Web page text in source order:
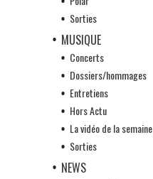
Sorties
MUSIQUE
Concerts
Dossiers/hommages
Entretiens
Hors Actu
La vidéo de la semaine
Sorties
NEWS